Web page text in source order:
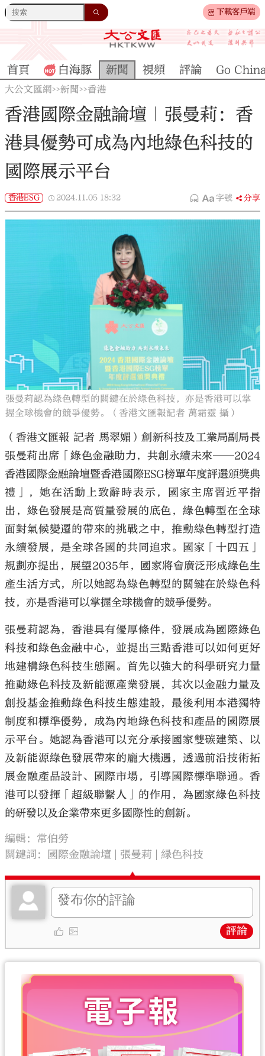
下載客戶端
大公文匯
首頁 白海豚 新聞 視頻 評論 Go
大公文匯網>>新聞>>香港
香港國際金融論壇｜張曼莉：香
港具優勢可成為內地綠色科技的
國際展示平台
香港ESG 2024.11.05 18:32 字號 分享
張曼莉認為綠色轉型的關鍵在於綠色科技，亦是香港可以掌
握全球機會的競爭優勢。（香港文匯報記者 萬霜靈 攝）
（香港文匯報 記者 馬翠媚）創新科技及工業局副局長
張曼莉出席「綠色金融助力，共創永續未來──2024
香港國際金融論壇暨香港國際ESG榜單年度評選頒獎典
禮」，她在活動上致辭時表示，國家主席習近平指
出，綠色發展是高質量發展的底色，綠色轉型在全球
面對氣候變遷的帶來的挑戰之中，推動綠色轉型打造
永續發展，是全球各國的共同追求。國家「十四五」
規劃亦提出，展望2035年，國家將會廣泛形成綠色生
產生活方式，所以她認為綠色轉型的關鍵在於綠色科
技，亦是香港可以掌握全球機會的競爭優勢。
張曼莉認為，香港具有優厚條件，發展成為國際綠色
科技和綠色金融中心，並提出三點香港可以如何更好
地建構綠色科技生態圈。首先以強大的科學研究力量
推動綠色科技及新能源產業發展，其次以金融力量及
創投基金推動綠色科技生態建設，最後利用本港獨特
制度和標準優勢，成為內地綠色科技和產品的國際展
示平台。她認為香港可以充分承接國家雙碳建築、以
及新能源綠色發展帶來的龐大機遇，透過前沿技術拓
展金融產品設計、國際市場，引導國際標準聯通。香
港可以發揮「超級聯繫人」的作用，為國家綠色科技
的研發以及企業帶來更多國際性的創新。
編輯：常伯勞
關鍵詞：
國際金融論壇 張曼莉 緑色科技
評論